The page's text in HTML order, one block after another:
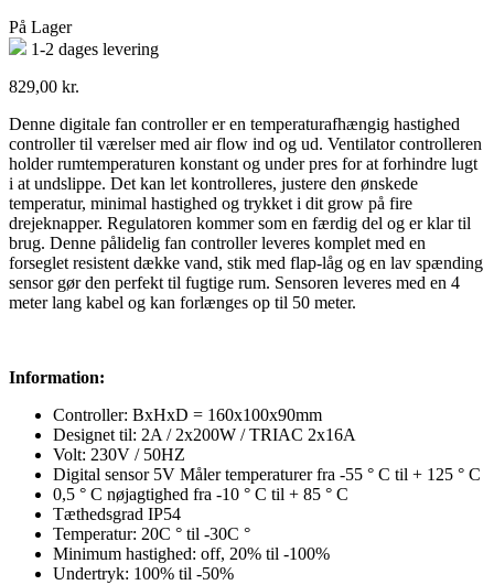
På Lager
1-2 dages levering
829,00 kr.
Denne digitale fan controller er en temperaturafhængig hastighed
controller til værelser med air flow ind og ud. Ventilator controlleren
holder rumtemperaturen konstant og under pres for at forhindre lugt
i at undslippe. Det kan let kontrolleres, justere den ønskede
temperatur, minimal hastighed og trykket i dit grow på fire
drejeknapper. Regulatoren kommer som en færdig del og er klar til
brug. Denne pålidelig fan controller leveres komplet med en
forseglet resistent dække vand, stik med flap-låg og en lav spænding
sensor gør den perfekt til fugtige rum. Sensoren leveres med en 4
meter lang kabel og kan forlænges op til 50 meter.
Information:
Controller: BxHxD = 160x100x90mm
Designet til: 2A / 2x200W / TRIAC 2x16A
Volt: 230V / 50HZ
Digital sensor 5V Måler temperaturer fra -55 ° C til + 125 ° C
0,5 ° C nøjagtighed fra -10 ° C til + 85 ° C
Tæthedsgrad IP54
Temperatur: 20C ° til -30C °
Minimum hastighed: off, 20% til -100%
Undertryk: 100% til -50%